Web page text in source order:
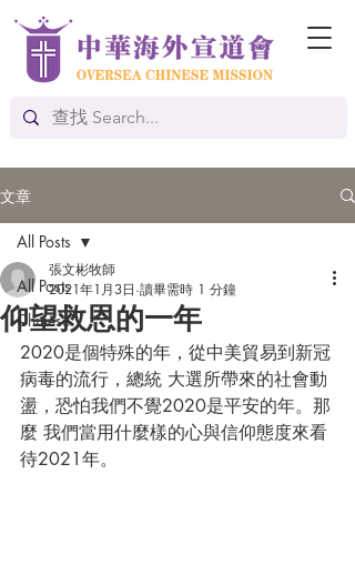
文章
All Posts
Chinese
All Posts
仰望救恩的一年
張文彬牧師
2021年1月3日 讀畢需時 1 分鐘
2020是個特殊的年，從中美貿易到新冠
病毒的流行，總統 大選所帶來的社會動
盪，恐怕我們不覺2020是平安的年。那
麼 我們當用什麼樣的心與信仰態度來看
待2021年。